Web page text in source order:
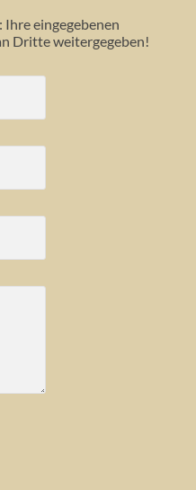
eingegebenen
Dritte weitergegeben!